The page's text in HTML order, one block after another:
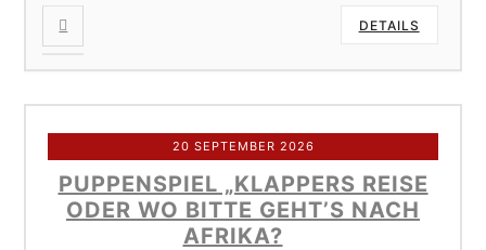
DETAILS
20 SEPTEMBER 2026
PUPPENSPIEL „KLAPPERS REISE
ODER WO BITTE GEHT’S NACH
AFRIKA?